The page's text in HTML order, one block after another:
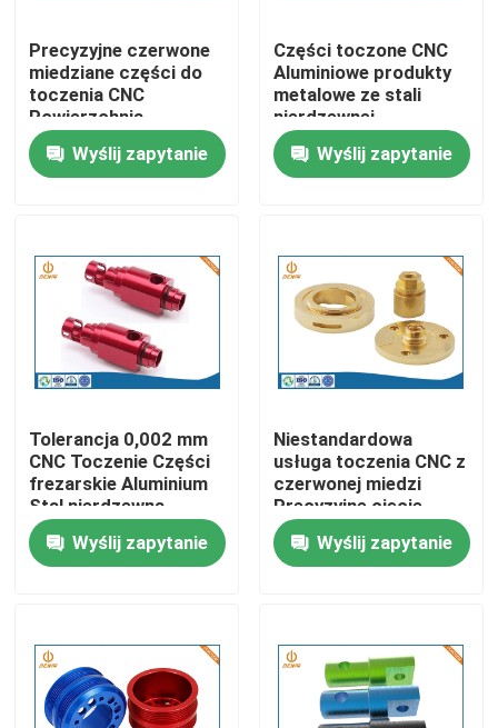
Dom
Produkty
Wycieczka po fabryce
Kontrola jakości
Skontaktuj się z nami
Aktualności
Części zamienne do pojazdów elektrycznych
Części do obróbki CNC
Precyzyjne czerwone
miedziane części do
toczenia CNC
Powierzchnia
chromowana
Wyślij zapytanie
Części toczone CNC
Aluminiowe produkty
metalowe ze stali
nierdzewnej
Wyślij zapytanie
Tolerancja 0,002 mm
CNC Toczenie Części
frezarskie Aluminium
Stal nierdzewna
Wyślij zapytanie
Niestandardowa
usługa toczenia CNC z
czerwonej miedzi
Precyzyjne cięcie
laserowe
Wyślij zapytanie